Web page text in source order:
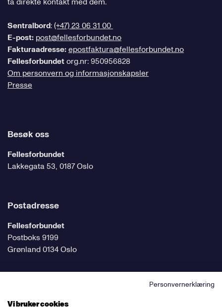
Sentralbord:(+47) 23 06 31 00
E-post: post@fellesforbundet.no
Fakturaadresse:epostfaktura@fellesforbundet.no
Fellesforbundetorg.nr: 950956828
Om personvern og informasjonskapsler
Presse
Besøk oss
Fellesforbundet
Lakkegata 53, 0187 Oslo
Postadresse
Fellesforbundet
Postboks 9199
Grønland 0134 Oslo
Følg oss på sosiale medier
Personvernerklæring
Vi bruker cookies